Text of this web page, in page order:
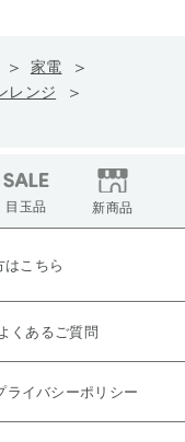
家電
レンジ
目玉品 新商品
はこちら
よくあるご質問
ライバシーポリシー